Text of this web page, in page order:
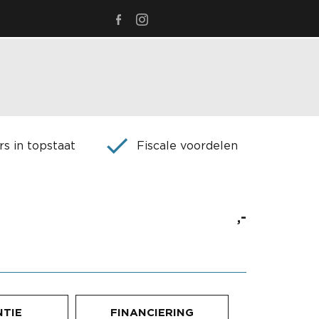
in topstaat Fiscale voordelen
,-
FINANCIERING